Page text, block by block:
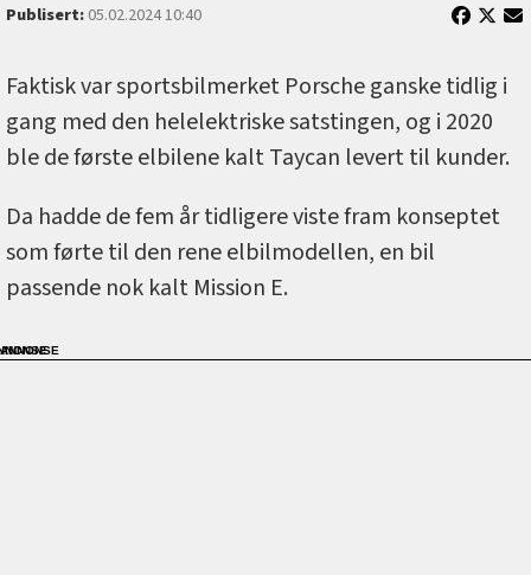
Publisert:05.02.2024 10:40
Faktisk var sportsbilmerket Porsche ganske tidlig i
gang med den helelektriske satstingen, og i 2020
ble de første elbilene kalt Taycan levert til kunder.
Da hadde de fem år tidligere viste fram konseptet
som førte til den rene elbilmodellen, en bil
passende nok kalt Mission E.